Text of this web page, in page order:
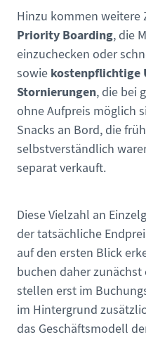
Hinzu kommen weitere
Priority Boarding, die
einzuchecken oder
sowie kostenpflichtige
Stornierungen, die bei
ohne Aufpreis möglich
Snacks an Bord, die
selbstverständlich
separat verkauft.
Diese Vielzahl an
der tatsächliche
auf den ersten Blick
buchen daher
stellen erst im
im Hintergrund
das Geschäftsmodell